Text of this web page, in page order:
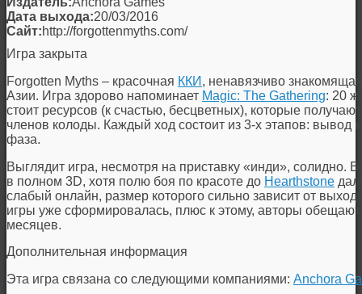
Дата выхода:20/03/2016
Сайт:http://forgottenmyths.com/
Игра закрыта
Forgotten Myths – красочная ККИ , ненавязчиво
Азии. Игра здорово напоминает Magic: The Gathering: 20
стоит ресурсов (к счастью, бесцветных), которые
членов колоды. Каждый ход состоит из 3-х этапов: вывод
фаза.
Выглядит игра, несмотря на приставку «инди»,
в полном 3D, хотя полю боя по красоте до Hearthstone
слабый онлайн, размер которого сильно зависит от
игры уже сформировалась, плюс к этому, авторы
месяцев.
Дополнительная информация
Эта игра связана со следующими компаниями: Anchora